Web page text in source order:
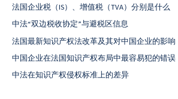
法国企业税（IS）、增值税（TVA）分别是什么
中法“双边税收协定”与避税区信息
法国最新知识产权法改革及其对中国企业的影响
中国企业在法国知识产权布局中最容易犯的错误
中法在知识产权侵权标准上的差异